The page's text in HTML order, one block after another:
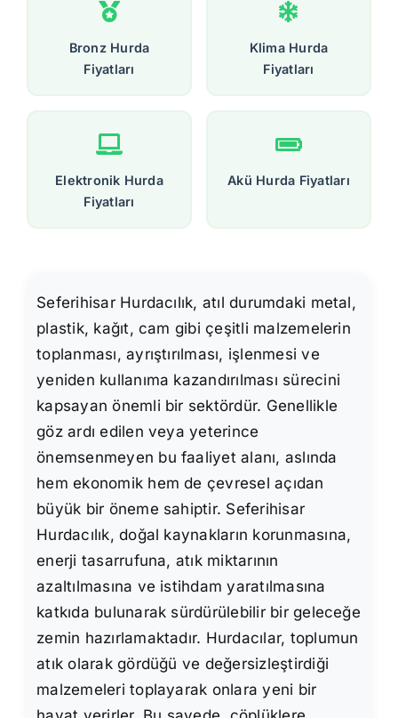
Bronz Hurda
Fiyatları
Klima Hurda
Fiyatları
Elektronik Hurda
Fiyatları
Akü Hurda Fiyatları
Seferihisar Hurdacılık, atıl durumdaki metal,
plastik, kağıt, cam gibi çeşitli malzemelerin
toplanması, ayrıştırılması, işlenmesi ve
yeniden kullanıma kazandırılması sürecini
kapsayan önemli bir sektördür. Genellikle
göz ardı edilen veya yeterince
önemsenmeyen bu faaliyet alanı, aslında
hem ekonomik hem de çevresel açıdan
büyük bir öneme sahiptir. Seferihisar
Hurdacılık, doğal kaynakların korunmasına,
enerji tasarrufuna, atık miktarının
azaltılmasına ve istihdam yaratılmasına
katkıda bulunarak sürdürülebilir bir geleceğe
zemin hazırlamaktadır. Hurdacılar, toplumun
atık olarak gördüğü ve değersizleştirdiği
malzemeleri toplayarak onlara yeni bir